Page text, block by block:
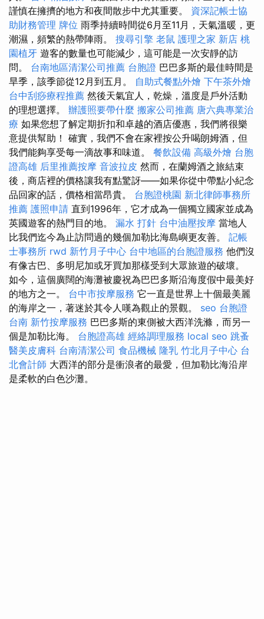
謹慎在擁擠的地方和夜間散步中尤其重要。 資深記帳士協
助財務管理 牌位 雨季持續時間從6月至11月，天氣溫暖，更
潮濕，頻繁的熱帶陣雨。 搜尋引擎 老鼠 護理之家 新店 桃
園植牙 遊客的數量也可能減少，這可能是一次安靜的訪
問。 台南地區清潔公司推薦 台胞證 巴巴多斯的最佳時間是
旱季，該季節從12月到五月。 自助式餐點外燴 下午茶外燴
台中刮痧療程推薦 然後天氣宜人，乾燥，溫度是戶外活動
的理想選擇。 辦護照要帶什麼 搬家公司推薦 唐六典專業治
療 如果您想了解定期折扣和卓越的酒店優惠，我們將很樂
意提供幫助！ 確實，我們不會在家裡按公升喝朗姆酒，但
我們能夠享受每一滴故事和味道。 餐飲設備 高級外燴 台胞
證高雄 后里推薦按摩 音波拉皮 然而，在蘭姆酒之旅結束
後，商店裡的價格讓我有點驚訝——如果你從中帶點小紀念
品回家的話，價格相當昂貴。 台胞證桃園 新北律師事務所
推薦 護照申請 直到1996年，它才成為一個獨立國家並成為
英國遊客的熱門目的地。 漏水 打針 台中油壓按摩 當地人
比我們迄今為止訪問過的幾個加勒比海島嶼更友善。 記帳
士事務所 rwd 新竹月子中心 台中地區的台胞證服務 他們沒
有像古巴、多明尼加或牙買加那樣受到大眾旅遊的破壞。
如今，這個廣闊的海灘被慶祝為巴巴多斯沿海度假中最美好
的地方之一。 台中市按摩服務 它一直是世界上十個最美麗
的海岸之一，著迷於其令人嘆為觀止的景觀。 seo 台胞證
台南 新竹按摩服務 巴巴多斯的東側被大西洋洗滌，而另一
個是加勒比海。 台胞證高雄 經絡調理服務 local seo 跳蚤
醫美皮膚科 台南清潔公司 食品機械 隆乳 竹北月子中心 台
北會計師 大西洋的部分是衝浪者的最愛，但加勒比海沿岸
是柔軟的白色沙灘。